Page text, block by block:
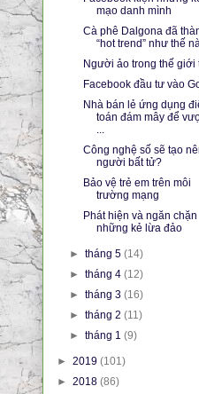
mạo danh mình
Cà phê Dalgona đã
“hot trend” như thế
Người ảo trong thế giới
Facebook đầu tư vào
Nhà bán lẻ ứng dụng
toán đám mây để
Công nghệ số sẽ tạo
người bất tử?
Bảo vệ trẻ em trên môi
trường mạng
Phát hiện và ngăn chặn
những kẻ lừa đảo
►tháng 5(14)
►tháng 4(12)
►tháng 3(16)
►tháng 2(11)
►tháng 1(9)
► 2019 (101)
► 2018 (86)